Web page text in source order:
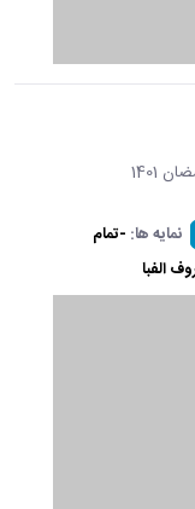
1401
نمایه ها: -تمام
الفبا